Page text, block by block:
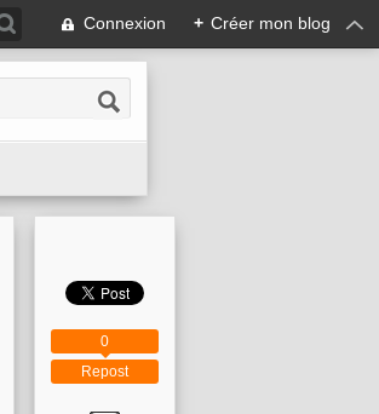
Connexion + Créer mon blog
Repost
0